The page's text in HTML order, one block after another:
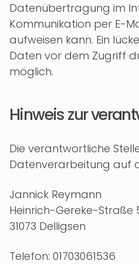
Datenübertragung im
Kommunikation per E-
aufweisen kann. Ein
Daten vor dem Zugriff
möglich.
Hinweis zur
Die verantwortliche
Datenverarbeitung auf
Jannick Reymann
Heinrich-Gereke-Straße
31073 Delligsen
Telefon: 01703061536